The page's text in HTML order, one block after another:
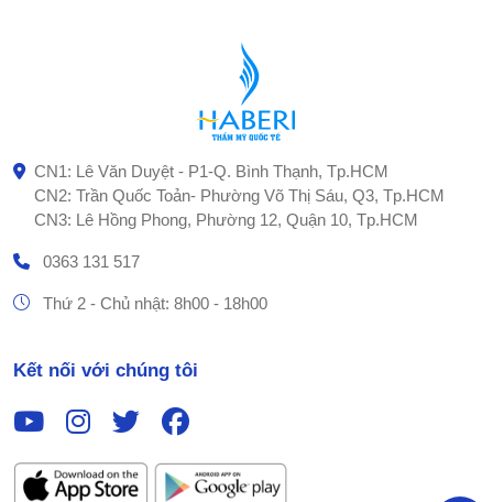
CN1: Lê Văn Duyệt - P1-Q. Bình Thạnh, Tp.HCM
CN2: Trần Quốc Toản- Phường Võ Thị Sáu, Q3, Tp.HCM
CN3: Lê Hồng Phong, Phường 12, Quận 10, Tp.HCM
0363 131 517
Thứ 2 - Chủ nhật: 8h00 - 18h00
Kết nối với chúng tôi